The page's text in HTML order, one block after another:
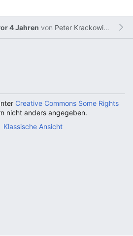
4 Jahren von Peter Krackowizer
Creative Commons Some Rights
nicht anders angegeben.
Klassische Ansicht